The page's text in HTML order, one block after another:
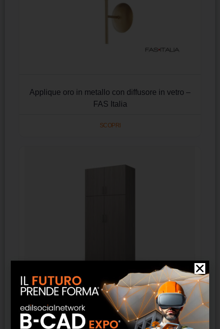
Applique oro in metallo con diffusore in vetro –
FAS Italia
SCOPRI
Armadio 2+2 ante 120 cm – FAS Italia
SCOPRI